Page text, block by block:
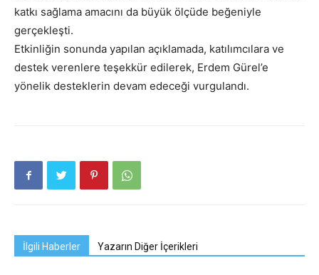
katkı sağlama amacını da büyük ölçüde beğeniyle
gerçekleşti.
Etkinliğin sonunda yapılan açıklamada, katılımcılara ve
destek verenlere teşekkür edilerek, Erdem Gürel’e
yönelik desteklerin devam edeceği vurgulandı.
İlgili Haberler Yazarın Diğer İçerikleri